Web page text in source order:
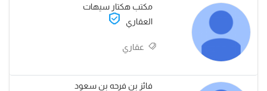
مكتب هكتار سيهات
العقاري
عقاري
فائز بن فرحه بن سعود